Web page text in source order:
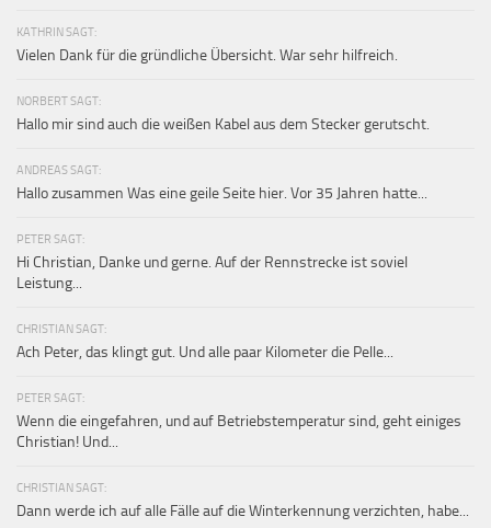
KATHRIN SAGT:
Vielen Dank für die gründliche Übersicht. War sehr hilfreich.
NORBERT SAGT:
Hallo mir sind auch die weißen Kabel aus dem Stecker gerutscht.
ANDREAS SAGT:
Hallo zusammen Was eine geile Seite hier. Vor 35 Jahren hatte...
PETER SAGT:
Hi Christian, Danke und gerne. Auf der Rennstrecke ist soviel
Leistung...
CHRISTIAN SAGT:
Ach Peter, das klingt gut. Und alle paar Kilometer die Pelle...
PETER SAGT:
Wenn die eingefahren, und auf Betriebstemperatur sind, geht einiges
Christian! Und...
CHRISTIAN SAGT:
Dann werde ich auf alle Fälle auf die Winterkennung verzichten, habe...